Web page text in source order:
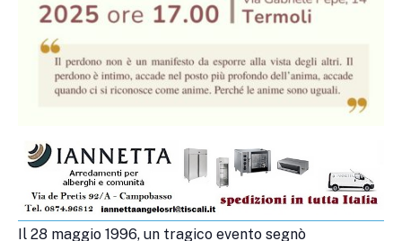
Il 28 maggio 1996, un tragico evento segnò